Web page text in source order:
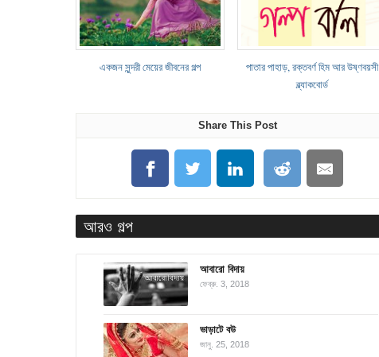
একজন সুন্দরী মেয়ের জীবনের গল্প
পাতার পাহাড়, রক্তবর্ণ হিম আর উষ্ণবয়সী
ব্ল্যাকবোর্ড
Share This Post
আরও গল্প
আবারো বিদায়
ফেব্রু. 3, 2018
ভাড়াটে বউ
জানু. 25, 2018